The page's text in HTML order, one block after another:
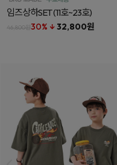
임즈상하SET(11호~23호)
46,800원30% ↓ 32,800원